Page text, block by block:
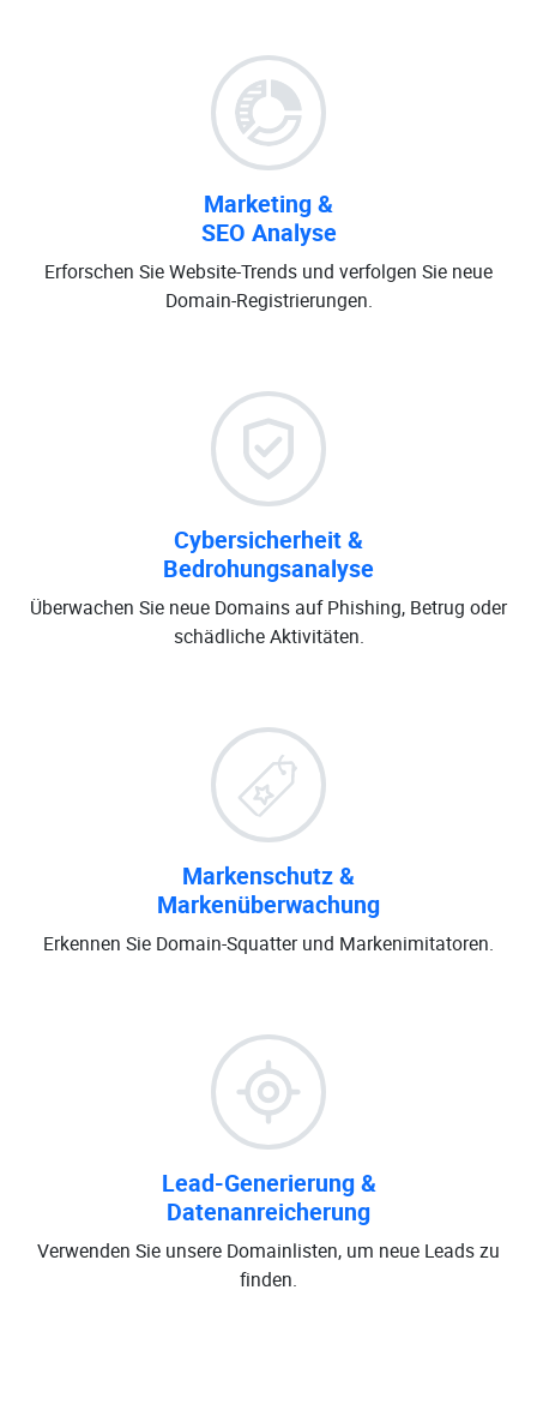
Marketing &
SEO Analyse
Erforschen Sie Website-Trends und verfolgen Sie neue
Domain-Registrierungen.
Cybersicherheit &
Bedrohungsanalyse
Überwachen Sie neue Domains auf Phishing, Betrug oder
schädliche Aktivitäten.
Markenschutz &
Markenüberwachung
Erkennen Sie Domain-Squatter und Markenimitatoren.
Lead-Generierung &
Datenanreicherung
Verwenden Sie unsere Domainlisten, um neue Leads zu
finden.